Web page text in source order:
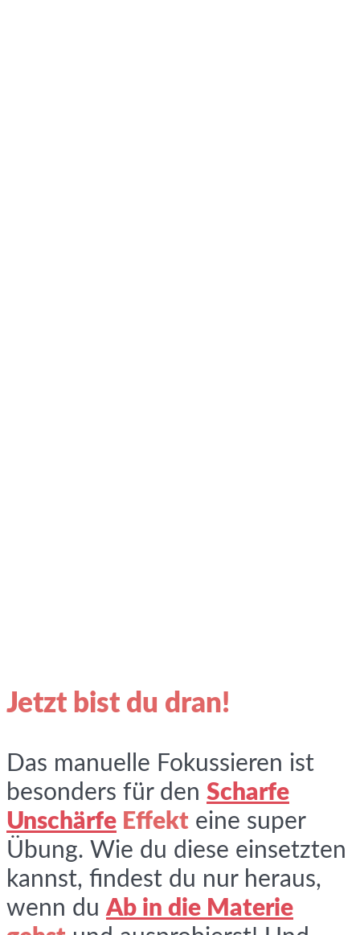
Jetzt bist du dran!
Das manuelle Fokussieren ist
besonders für den Scharfe
Unschärfe Effekt eine super
Übung. Wie du diese einsetzten
kannst, findest du nur heraus,
wenn duAb in die Materie